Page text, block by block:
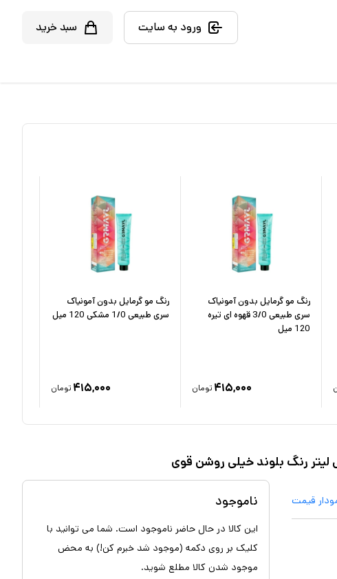
ورود به سایت سبد خرید
رنگ مو گرمایل بدون آمونیاک
سری طبیعی 3/0 قهوه ای تیره
120 میل
۴۱۵,۰۰۰ تومان
رنگ مو گرمایل بدون آمونیاک
سری طبیعی 1/0 مشکی 120 میل
۴۱۵,۰۰۰ تومان
قیمت ناموجود
این کالا در حال حاضر ناموجود است. شما می توانید با
کلیک بر روی دکمه (موجود شد خبرم کن!) به محض
موجود شدن کالا مطلع شوید.